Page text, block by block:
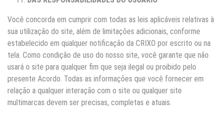
Você concorda em cumprir com todas as leis aplicáveis relativas à
sua utilização do site, além de limitações adicionais, conforme
estabelecido em qualquer notificação da CRIXO por escrito ou na
tela. Como condição de uso do nosso site, você garante que não
usará o site para qualquer fim que seja ilegal ou proibido pelo
presente Acordo. Todas as informações que você fornecer em
relação a qualquer interação com o site ou qualquer site
multimarcas devem ser precisas, completas e atuais.